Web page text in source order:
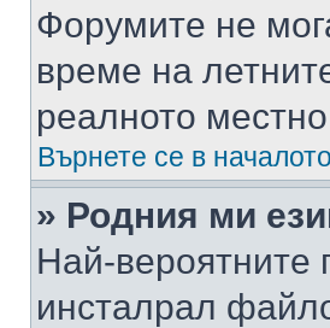
Форумите не
време на
реалното
Върнете се в началото
» Родния ми
Най-вероятните
инсталрал